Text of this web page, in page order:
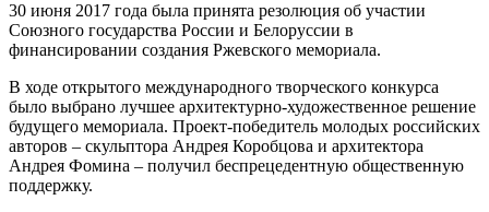
30 июня 2017 года была принята резолюция об участии
Союзного государства России и Белоруссии в
финансировании создания Ржевского мемориала.
В ходе открытого международного творческого конкурса
было выбрано лучшее архитектурно-художественное решение
будущего мемориала. Проект-победитель молодых российских
авторов – скульптора Андрея Коробцова и архитектора
Андрея Фомина – получил беспрецедентную общественную
поддержку.